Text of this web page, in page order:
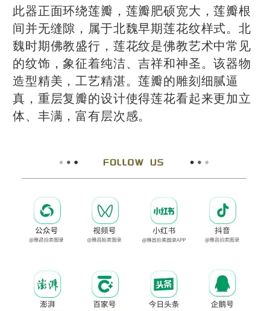
此器正面环绕莲瓣，莲瓣肥硕宽大，莲瓣根
间并无缝隙，属于北魏早期莲花纹样式。北
魏时期佛教盛行，莲花纹是佛教艺术中常见
的纹饰，象征着纯洁、吉祥和神圣。该器物
造型精美，工艺精湛。莲瓣的雕刻细腻逼
真，重层复瓣的设计使得莲花看起来更加立
体、丰满，富有层次感。